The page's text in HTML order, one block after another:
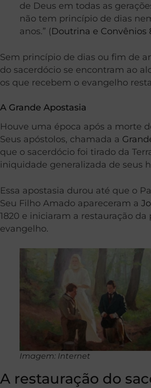
de Deus em todas as
não tem princípio de dias
anos.” (Doutrina e Convênios
Sem princípio de dias ou fim de
do sacerdócio se encontram ao
os que recebem o evangelho
A Grande Apostasia
Houve uma época após a morte
Seus apóstolos, chamada a
que o sacerdócio foi tirado da
iniquidade generalizada de seus
Essa apostasia durou até que o
Seu Filho Amado apareceram a
1820 e iniciaram a restauração
evangelho.
Imagem: Internet
A restauração do